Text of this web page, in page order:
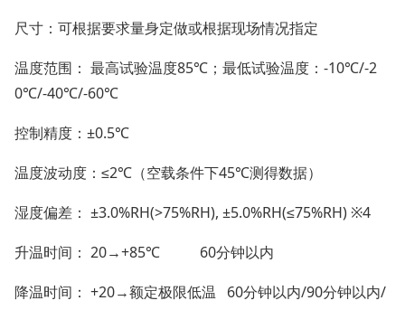
尺寸：可根据要求量身定做或根据现场情况指定
温度范围： 最高试验温度85℃；最低试验温度：-10℃/-2
0℃/-40℃/-60℃
控制精度：±0.5℃
温度波动度：≤2℃（空载条件下45℃测得数据）
湿度偏差： ±3.0%RH(>75%RH), ±5.0%RH(≤75%RH) ※4
升温时间： 20→+85℃ 60分钟以内
降温时间： +20→额定极限低温 60分钟以内/90分钟以内/